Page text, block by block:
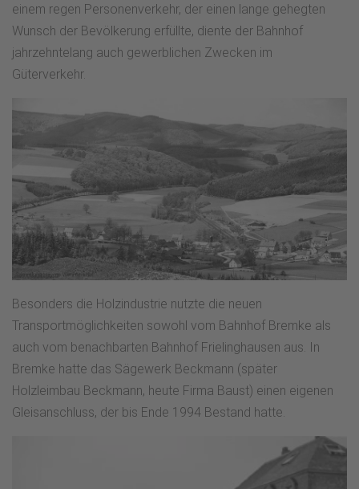
einem regen Personenverkehr, der einen lange gehegten
Wunsch der Bevölkerung erfüllte, diente der Bahnhof
jahrzehntelang auch gewerblichen Zwecken im
Güterverkehr.
Besonders die Holzindustrie nutzte die neuen
Transportmöglichkeiten sowohl vom Bahnhof Bremke als
auch vom benachbarten Bahnhof Frielinghausen aus. In
Bremke hatte das Sägewerk Beckmann (später
Holzleimbau Beckmann, heute Firma Baust) einen eigenen
Gleisanschluss, der bis Ende 1994 Bestand hatte.